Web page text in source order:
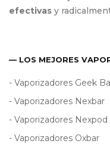
efectivas y
— LOS MEJORES
- Vaporizadores Geek
- Vaporizadores Nexbar
- Vaporizadores Nexpod
- Vaporizadores Oxbar